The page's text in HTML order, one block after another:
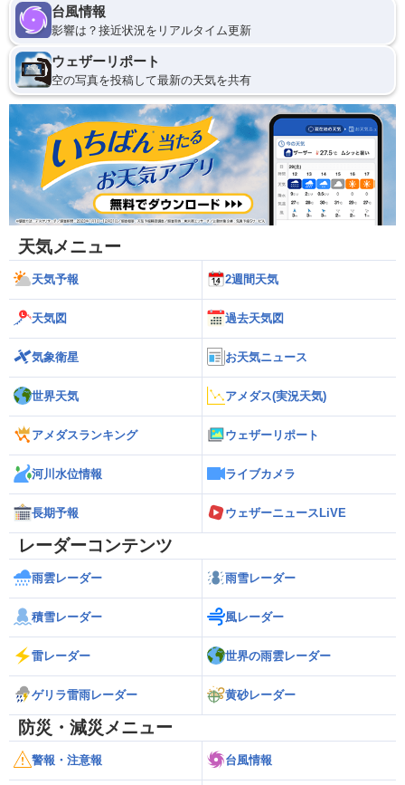
台風情報
影響は？接近状況をリアルタイム更新
ウェザーリポート
空の写真を投稿して最新の天気を共有
天気メニュー
天気予報 2週間天気
天気図 過去天気図
気象衛星 お天気ニュース
世界天気 アメダス(実況天気)
アメダスランキング ウェザーリポート
河川水位情報 ライブカメラ
長期予報 ウェザーニュースLiVE
レーダーコンテンツ
雨雲レーダー 雨雪レーダー
積雪レーダー 風レーダー
雷レーダー 世界の雨雲レーダー
ゲリラ雷雨レーダー 黄砂レーダー
防災・減災メニュー
警報・注意報 台風情報